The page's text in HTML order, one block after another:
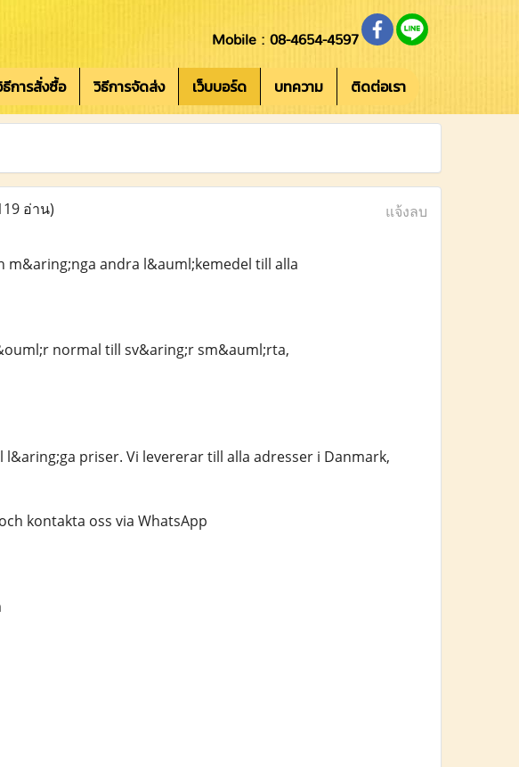
Mobile : 08-4654-4597
การสั่งซื้อ วิธีการจัดส่ง เว็บบอร์ด บทความ ติดต่อเรา
อ่าน) แจ้งลบ
andra l&auml;kemedel till alla
normal till sv&aring;r sm&auml;rta,
priser. Vi levererar till alla adresser i Danmark,
kontakta oss via WhatsApp